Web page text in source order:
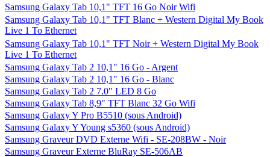
Samsung Galaxy Tab 10,1" TFT 16 Go Noir Wifi
Samsung Galaxy Tab 10,1" TFT Blanc + Western Digital My Book
Live 1 To Ethernet
Samsung Galaxy Tab 10,1" TFT Noir + Western Digital My Book
Live 1 To Ethernet
Samsung Galaxy Tab 2 10,1" 16 Go - Argent
Samsung Galaxy Tab 2 10,1" 16 Go - Blanc
Samsung Galaxy Tab 2 7.0" LED 8 Go
Samsung Galaxy Tab 8,9" TFT Blanc 32 Go Wifi
Samsung Galaxy Y Pro B5510 (sous Android)
Samsung Galaxy Y Young s5360 (sous Android)
Samsung Graveur DVD Externe Wifi - SE-208BW - Noir
Samsung Graveur Externe BluRay SE-506AB